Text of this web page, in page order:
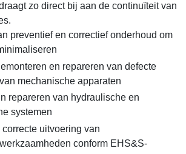
zo direct bij aan de continuïteit van
preventief en correctief onderhoud om
en repareren van defecte
mechanische apparaten
repareren van hydraulische en
systemen
uitvoering van
conform EHS&S-